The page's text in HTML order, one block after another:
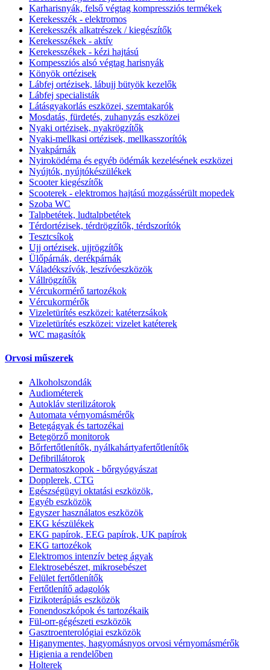
Karharisnyák, felső végtag kompressziós termékek
Kerekesszék - elektromos
Kerekesszék alkatrészek / kiegészítők
Kerekesszékek - aktív
Kerekesszékek - kézi hajtású
Kompessziós alsó végtag harisnyák
Könyök ortézisek
Lábfej ortézisek, lábujj bütyök kezelők
Lábfej specialisták
Látásgyakorlás eszközei, szemtakarók
Mosdatás, fürdetés, zuhanyzás eszközei
Nyaki ortézisek, nyakrögzítők
Nyaki-mellkasi ortézisek, mellkasszorítók
Nyakpárnák
Nyiroködéma és egyéb ödémák kezelésének eszközei
Nyújtók, nyújtókészülékek
Scooter kiegészítők
Scooterek - elektromos hajtású mozgássérült mopedek
Szoba WC
Talpbetétek, ludtalpbetétek
Térdortézisek, térdrögzítők, térdszorítók
Tesztcsíkok
Ujj ortézisek, ujjrögzítők
Ülőpárnák, derékpárnák
Váladékszívók, leszívóeszközök
Vállrögzítők
Vércukormérő tartozékok
Vércukormérők
Vizeletürítés eszközei: katéterzsákok
Vizeletürítés eszközei: vizelet katéterek
WC magasítók
Orvosi műszerek
Alkoholszondák
Audiométerek
Autokláv sterilizátorok
Automata vérnyomásmérők
Betegágyak és tartozékai
Betegörző monitorok
Bőrfertőtlenítők, nyálkahártyafertőtlenítők
Defibrillátorok
Dermatoszkopok - bőrgyógyászat
Dopplerek, CTG
Egészségügyi oktatási eszközök,
Egyéb eszközök
Egyszer használatos eszközök
EKG készülékek
EKG papírok, EEG papírok, UK papírok
EKG tartozékok
Elektromos intenzív beteg ágyak
Elektrosebészet, mikrosebészet
Felület fertőtlenítők
Fertőtlenítő adagolók
Fizikoterápiás eszközök
Fonendoszkópok és tartozékaik
Fül-orr-gégészeti eszközök
Gasztroenterológiai eszközök
Higanymentes, hagyomásnyos orvosi vérnyomásmérők
Higienia a rendelőben
Holterek